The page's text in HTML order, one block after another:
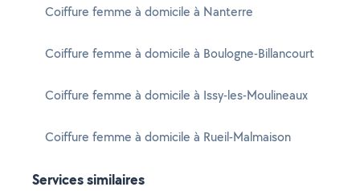
Coiffure femme à domicile à Nanterre
Coiffure femme à domicile à Boulogne-Billancourt
Coiffure femme à domicile à Issy-les-Moulineaux
Coiffure femme à domicile à Rueil-Malmaison
Services similaires